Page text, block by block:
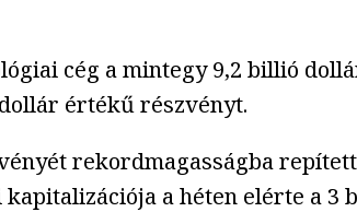
cég a mintegy 9,2 billió
értékű részvényt.
rekordmagasságba
a héten elérte a 3